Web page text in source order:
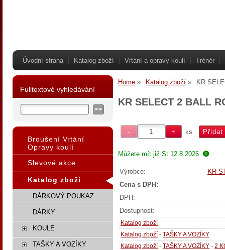
Úvodní strana Katalog zboží Vrtání a opravy koulí Trénér
Home Katalog zboží KR
KR SELECT 2 BALL
ks
Můžete mít již St 12.8.2026
Výrobce:
KR
Cena s DPH:
DPH:
Dostupnost:
Katalog zboží
Katalog zboží - TAŠKY A VOZÍKY
Katalog zboží - TAŠKY A VOZÍKY - 2
Fulltextové vyhledávání
Broušení Vrtání
Opravy koulí
Slevové akce
Katalog zboží
DÁRKOVÝ POUKAZ
DÁRKY
KOULE
TAŠKY A VOZÍKY